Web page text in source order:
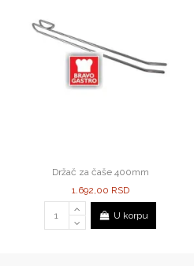
Držač za čaše 400mm
1.692,00 RSD
U korpu